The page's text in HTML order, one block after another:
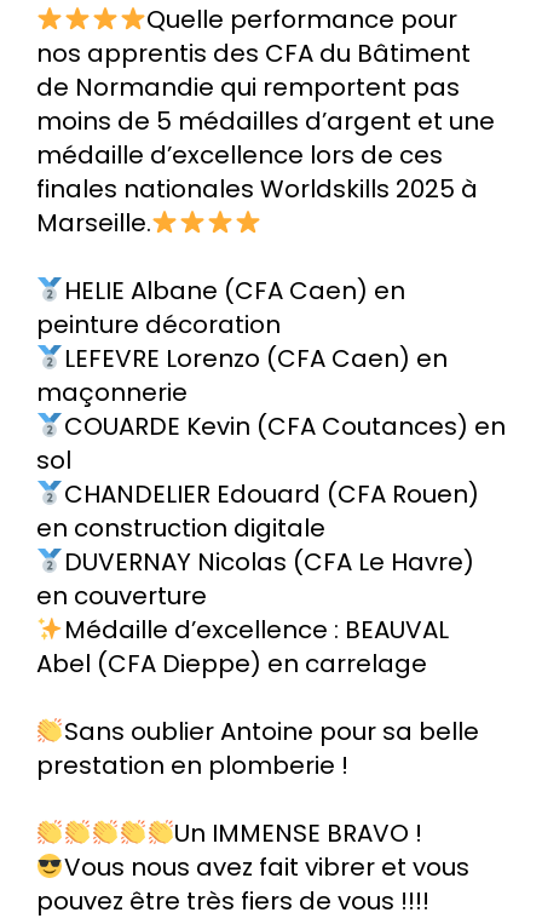
Quelle performance pour
nos apprentis des CFA du Bâtiment
de Normandie qui remportent pas
moins de 5 médailles d’argent et une
médaille d’excellence lors de ces
finales nationales Worldskills 2025 à
Marseille.
HELIE Albane (CFA Caen) en
peinture décoration
LEFEVRE Lorenzo (CFA Caen) en
maçonnerie
COUARDE Kevin (CFA Coutances) en
sol
CHANDELIER Edouard (CFA Rouen)
en construction digitale
DUVERNAY Nicolas (CFA Le Havre)
en couverture
Médaille d’excellence : BEAUVAL
Abel (CFA Dieppe) en carrelage
Sans oublier Antoine pour sa belle
prestation en plomberie !
Un IMMENSE BRAVO !
Vous nous avez fait vibrer et vous
pouvez être très fiers de vous !!!!